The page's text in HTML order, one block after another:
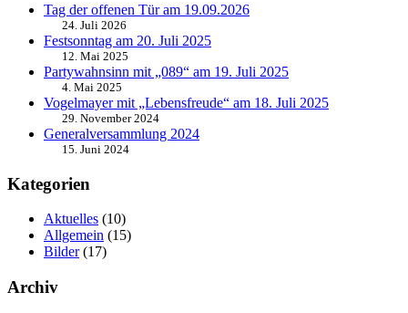
Tag der offenen Tür am 19.09.2026
24. Juli 2026
Festsonntag am 20. Juli 2025
12. Mai 2025
Partywahnsinn mit „089“ am 19. Juli 2025
4. Mai 2025
Vogelmayer mit „Lebensfreude“ am 18. Juli 2025
29. November 2024
Generalversammlung 2024
15. Juni 2024
Kategorien
Aktuelles (10)
Allgemein (15)
Bilder(17)
Archiv